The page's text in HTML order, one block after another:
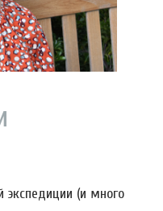
экспедиции (и много